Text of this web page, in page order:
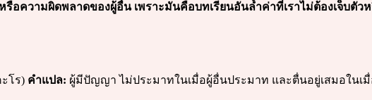
รือความผิดพลาดของผู้อื่น เพราะมันคือบทเรียนอันล้ำค่าที่เราไม่ต้องเจ็บตัว
โร) คำแปล: ผู้มีปัญญา ไม่ประมาทในเมื่อผู้อื่นประมาท และตื่นอยู่เสมอในเ